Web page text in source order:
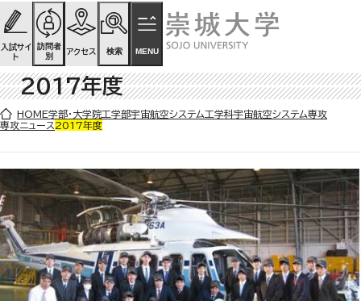
ページの先頭です
ページ内を移動するためのリンク
本文(c)へ
入試サイ
ト
訪問者
別
アクセス 検索 MENU
ここから本文です。
2017年度
HOME学部・大学院工学部宇宙航空システム工学科宇宙航空システム専攻
専攻ニュース 2017年度